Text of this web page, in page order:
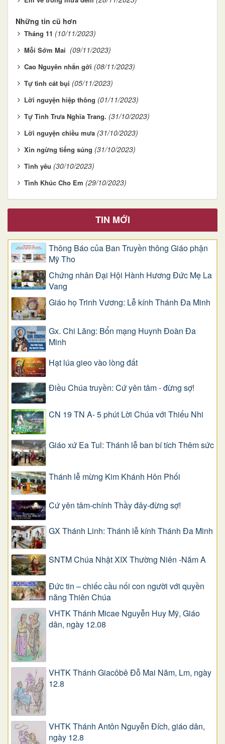
Những tin cũ hơn
Tháng 11 (10/11/2023)
Mỗi Sớm Mai (09/11/2023)
Cao Nguyên nhắn gởi (08/11/2023)
Tự tình cát bụi (05/11/2023)
Lời nguyện hiệp thông (01/11/2023)
Tự Tình Trưa Nghĩa Trang. (31/10/2023)
Lời nguyện chiều mưa (31/10/2023)
Xin ngừng tiếng súng (31/10/2023)
Tình yêu (30/10/2023)
Tình Khúc Cho Em (29/10/2023)
TIN MỚI
Thông Báo của Ban Truyền thông Giáo phận
Mỹ Tho
Chứng nhân Đại Hội Hành Hương Đức Mẹ La
Vang
Giáo họ Trinh Vương: Lễ kính Thánh Đa Minh
Gx. Chi Lăng: Bổn mạng Huynh Đoàn Đa
Minh
Hạt lúa gieo vào lòng đất
Điều Chúa truyền: Cứ yên tâm - đừng sợ!
CN 19 TN A- 5 phút Lời Chúa với Thiếu Nhi
Giáo xứ Ea Tul: Thánh lễ ban bí tích Thêm sức
Thánh lễ mừng Kim Khánh Hôn Phối
Cứ yên tâm-chính Thầy đây-đừng sợ!
GX Thánh Linh: Thánh lễ kính Thánh Đa Minh
SNTM Chúa Nhật XIX Thường Niên -Năm A
Đức tin – chiếc cầu nối con người với quyền
năng Thiên Chúa
VHTK Thánh Micae Nguyễn Huy Mỹ, Giáo
dân, ngày 12.08
VHTK Thánh Giacôbê Ðỗ Mai Năm, Lm, ngày
12.8
VHTK Thánh Antôn Nguyễn Ðích, giáo dân,
ngày 12.8